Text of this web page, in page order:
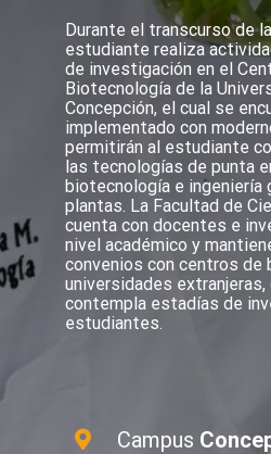
Durante el transcurso de
estudiante realiza
de investigación en el
Biotecnología de la
Concepción, el cual se
implementado con
permitirán al estudiante
las tecnologías de punta
biotecnología e ingeniería
plantas. La Facultad de
cuenta con docentes e
nivel académico y
convenios con centros de
universidades extranjeras,
contempla estadías de
estudiantes.
Campus